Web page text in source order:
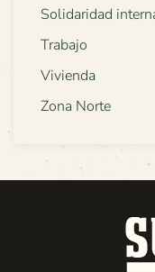
Solidaridad
Trabajo
Vivienda
Zona Norte